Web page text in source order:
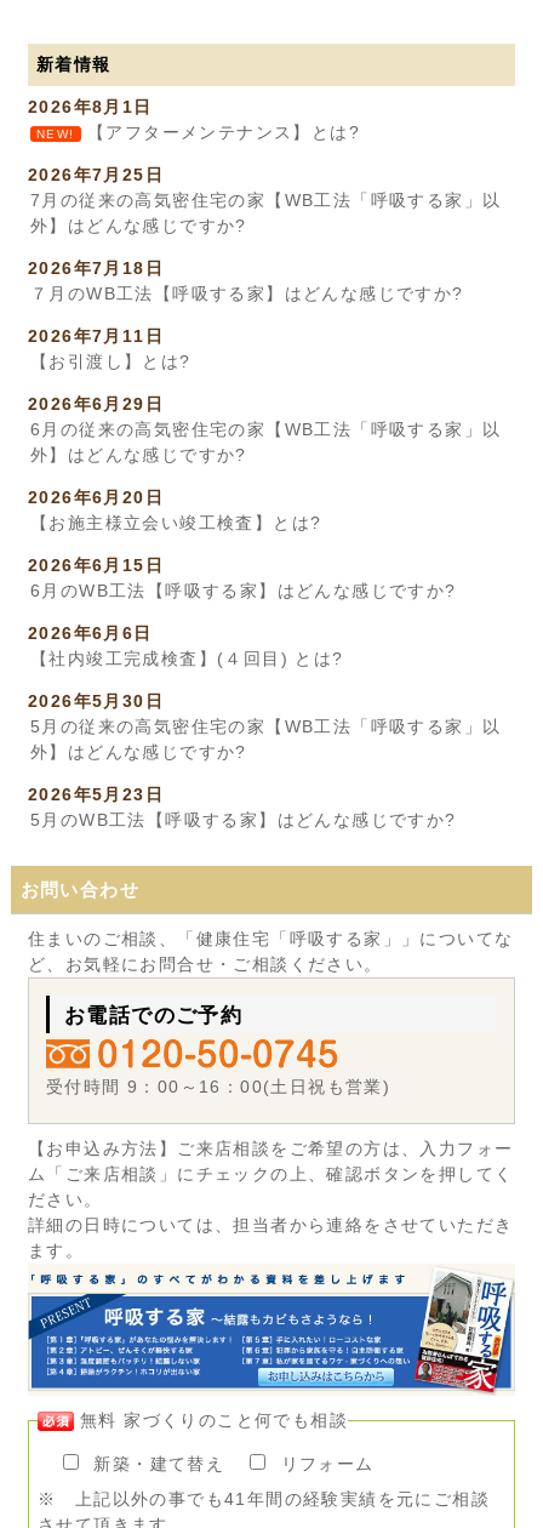
新着情報
2026年8月1日
NEW! 【アフターメンテナンス】とは?
2026年7月25日
7月の従来の高気密住宅の家【WB工法「呼吸する家」以
外】はどんな感じですか?
2026年7月18日
７月のWB工法【呼吸する家】はどんな感じですか?
2026年7月11日
【お引渡し】とは?
2026年6月29日
6月の従来の高気密住宅の家【WB工法「呼吸する家」以
外】はどんな感じですか?
2026年6月20日
【お施主様立会い竣工検査】とは?
2026年6月15日
6月のWB工法【呼吸する家】はどんな感じですか?
2026年6月6日
【社内竣工完成検査】(４回目) とは?
2026年5月30日
5月の従来の高気密住宅の家【WB工法「呼吸する家」以
外】はどんな感じですか?
2026年5月23日
5月のWB工法【呼吸する家】はどんな感じですか?
お問い合わせ
住まいのご相談、「健康住宅「呼吸する家」」についてな
ど、お気軽にお問合せ・ご相談ください。
お電話でのご予約
受付時間 9：00～16：00(土日祝も営業)
【お申込み方法】ご来店相談をご希望の方は、入力フォー
ム「ご来店相談」にチェックの上、確認ボタンを押してく
ださい。
詳細の日時については、担当者から連絡をさせていただき
ます。
無料 家づくりのこと何でも相談
新築・建て替え
リフォーム
※ 上記以外の事でも41年間の経験実績を元にご相談